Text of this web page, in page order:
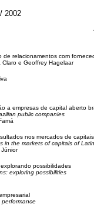
2002
relacionamentos com
Claro e Geoffrey Hagelaar
a empresas de capital aberto
public companies
nos mercados de
in the markets of capitals of
possibilidades
exploring possibilities